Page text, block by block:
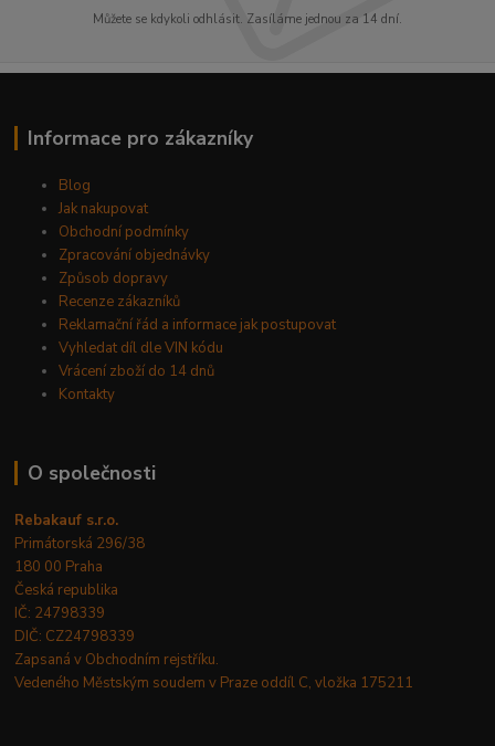
Můžete se kdykoli odhlásit. Zasíláme jednou za 14 dní.
Informace pro zákazníky
Blog
Jak nakupovat
Obchodní podmínky
Zpracování objednávky
Způsob dopravy
Recenze zákazníků
Reklamační řád a informace jak postupovat
Vyhledat díl dle VIN kódu
Vrácení zboží do 14 dnů
Kontakty
O společnosti
Rebakauf s.r.o.
Primátorská 296/38
180 00 Praha
Česká republika
IČ: 24798339
DIČ: CZ24798339
Zapsaná v Obchodním rejstříku.
Vedeného Městským soudem v Praze oddíl C, vložka 175211